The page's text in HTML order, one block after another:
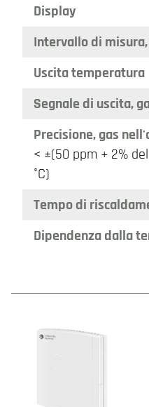
Display
Intervallo di
Uscita temperatura
Segnale di uscita,
Precisione, gas
< ±(50 ppm + 2%
°C)
Tempo di
Dipendenza dalla